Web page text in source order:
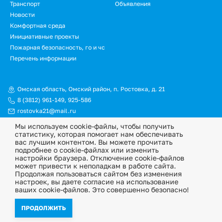
Транспорт
Объявления
Новости
Омская область, Омский район, п. Ростовка, д. 21
8 (3812) 961-149, 925-586
rostovka21@mail.ru
Подвал.
Дополнительное
меню
Комфортная среда
Инициативные проекты
Пожарная безопасность, го и чс
Перечень информации
© Официальный сайт Ростовкинского сельского поселения
Омского муниципального района Омской области, 2026
Политика конфиденциальности
Информационная ответственность
Мы используем cookie-файлы, чтобы получить
статистику, которая помогает нам обеспечивать
вас лучшим контентом. Вы можете прочитать
подробнее о cookie-файлах или изменить
настройки браузера. Отключение cookie-файлов
может привести к неполадкам в работе сайта.
Продолжая пользоваться сайтом без изменения
настроек, вы даете согласие на использование
ваших cookie-файлов. Это совершенно безопасно!
ПРОДОЛЖИТЬ